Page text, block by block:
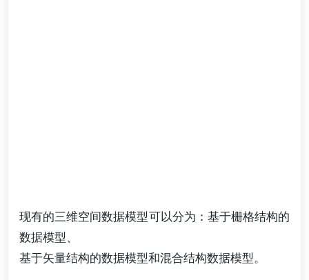
现有的三维空间数据模型可以分为：基于栅格结构的
数据模型、
基于矢量结构的数据模型和混合结构数据模型。